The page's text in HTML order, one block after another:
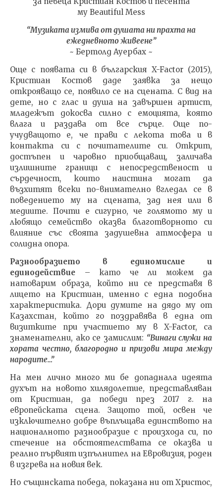
27.07.2022
admin
му Beautiful Mess
“Музиката измива от душата ни прахта на
ежедневното живеене”
~ Бертолд Ауербах ~
Още с появата си в българския X-Factor (2015),
Кристиан Костов даде заявка за нещо
открояващо се, появило се на сцената. С вид на
дете, но с глас и душа на завършен артист,
младежът докосва силно с емоцията, която
влага и раздава от все сърце. Още по-
учудващото е, че прави с лекота това и в
контакта си с почитателите си. Открит,
достъпен и чаровно приобщаващ, заличава
излишните граници с непосредственост и
сърдечност, които наистина могат да
възхитят всеки по-внимателно вгледал се в
поведението му на сцената, зад нея или в
медиите. Почти е сигурно, че голямото му и
любящо семейство оказва благотворното си
влияние със своята задушевна атмосфера и
солидна опора.
Разнообразието в единомислие и
единодействие – като че ли можем да
натоварим образа, който ни се представя в
лицето на Кристиан, именно с една подобна
характеристика. Дори думите на дядо му от
Казахстан, който го поздравява в една от
визитките при участието му в X-Factor, са
знаменателни, ако се замислим: “Винаги служи на
хората честно, благородно и призови мира между
народите…”
На мен лично много ми бе допаднала идеята
духът на новото хилядолетие, представляван
от Кристиан, да победи през 2017 г. на
европейската сцена. Защото той, освен че
изключително добре въплъщава единството на
националното разнообразие с произхода си, по
стечение на обстоятелствата се оказва и
реално първият изпълнител на Евровизия, роден
в изгрева на новия век.
Но същинската победа, показана ни от Христос,